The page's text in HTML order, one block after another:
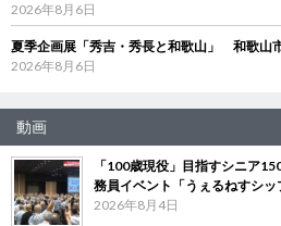
2026年8月6日
夏季企画展「秀吉・秀長と和歌山」 和歌山
2026年8月6日
動画
「100歳現役」目指すシニア
務員イベント「うぇるねすシッ
2026年8月4日